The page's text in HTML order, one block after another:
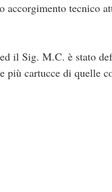
tecnico
il Sig. M.C. è stato
più cartucce di quelle